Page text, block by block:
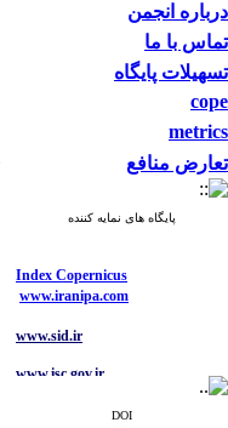
درباره انجمن
تماس با ما
تسهیلات پایگاه
cope
metrics
تعارض منافع
پایگاه های نمایه کننده
www.iranipa.com
DOI